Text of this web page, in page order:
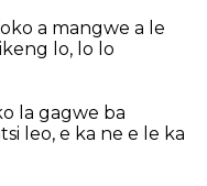
a mangwe a le
lo, lo lo
la gagwe ba
leo, e ka ne e le ka